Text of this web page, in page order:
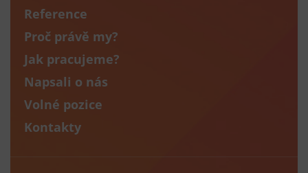
Reference
Proč právě my?
Jak pracujeme?
Napsali o nás
Volné pozice
Kontakty